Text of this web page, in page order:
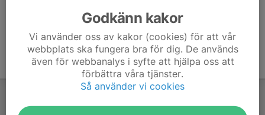
Godkänn kakor
Vi använder oss av kakor (cookies) för att vår
webbplats ska fungera bra för dig. De används
även för webbanalys i syfte att hjälpa oss att
förbättra våra tjänster.
Så använder vi cookies